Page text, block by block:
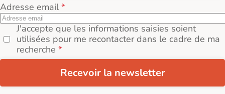
Adresse email
J'accepte que les informations saisies soient
utilisées pour me recontacter dans le cadre de ma
recherche
Recevoir la newsletter